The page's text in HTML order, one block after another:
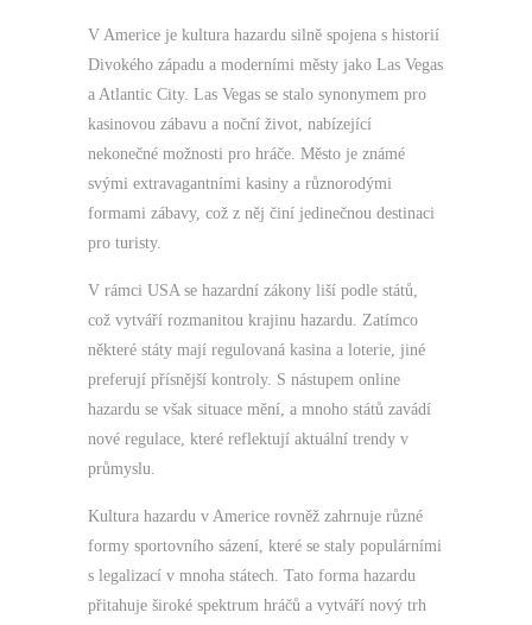
V Americe je kultura hazardu silně spojena s historií
Divokého západu a moderními městy jako Las Vegas
a Atlantic City. Las Vegas se stalo synonymem pro
kasinovou zábavu a noční život, nabízející
nekonečné možnosti pro hráče. Město je známé
svými extravagantními kasiny a různorodými
formami zábavy, což z něj činí jedinečnou destinaci
pro turisty.
V rámci USA se hazardní zákony liší podle států,
což vytváří rozmanitou krajinu hazardu. Zatímco
některé státy mají regulovaná kasina a loterie, jiné
preferují přísnější kontroly. S nástupem online
hazardu se však situace mění, a mnoho států zavádí
nové regulace, které reflektují aktuální trendy v
průmyslu.
Kultura hazardu v Americe rovněž zahrnuje různé
formy sportovního sázení, které se staly populárními
s legalizací v mnoha státech. Tato forma hazardu
přitahuje široké spektrum hráčů a vytváří nový trh